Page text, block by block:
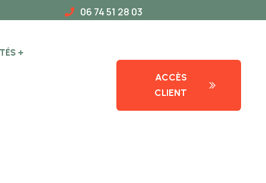
06 74 51 28 03
ACCÈS
CLIENT